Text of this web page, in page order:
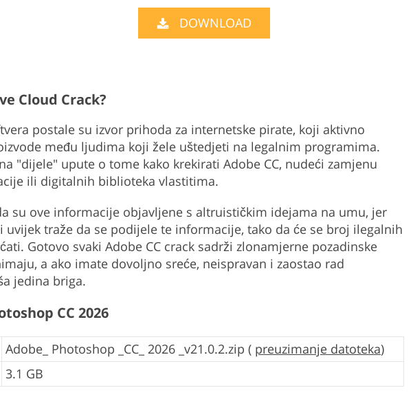
Product Photo Editing
DOWNLOAD
Cloud Crack?
postale su izvor prihoda za internetske pirate, koji aktivno
među ljudima koji žele uštedjeti na legalnim programima.
"dijele" upute o tome kako krekirati Adobe CC, nudeći zamjenu
ili digitalnih biblioteka vlastitima.
su ove informacije objavljene s altruističkim idejama na umu, jer
traže da se podijele te informacije, tako da će se broj ilegalnih
Gotovo svaki Adobe CC crack sadrži zlonamjerne pozadinske
a ako imate dovoljno sreće, neispravan i zaostao rad
jedina briga.
CC 2026
Adobe_ Photoshop _CC_ 2026 _v21.0.2.zip ( preuzimanje datoteka)
3.1 GB